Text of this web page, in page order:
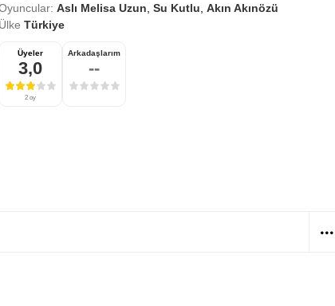
Aslı Melisa Uzun Su Kutlu Akın Akınözü
Ülke Türkiye
Üyeler
3,0
2 oy
Arkadaşlarım
--